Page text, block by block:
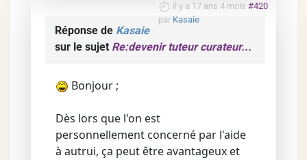
il y a 17 ans 4 mois #420
par Kasaie
Réponse de Kasaie
sur le sujet Re:devenir tuteur curateur...
Bonjour ;
Dès lors que l'on est
personnellement concerné par l'aide
à autrui, ça peut être avantageux et